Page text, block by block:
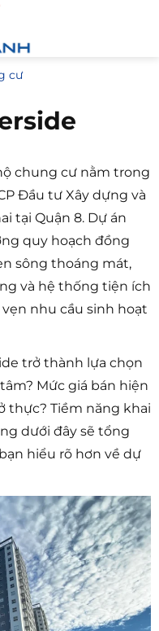
cư
chung cư nằm trong
Đầu tư Xây dựng và
tại Quận 8. Dự án
quy hoạch đồng
sông thoáng mát,
và hệ thống tiện ích
nhu cầu sinh hoạt
trở thành lựa chọn
Mức giá bán hiện
thực? Tiềm năng khai
dưới đây sẽ tổng
hiểu rõ hơn về dự